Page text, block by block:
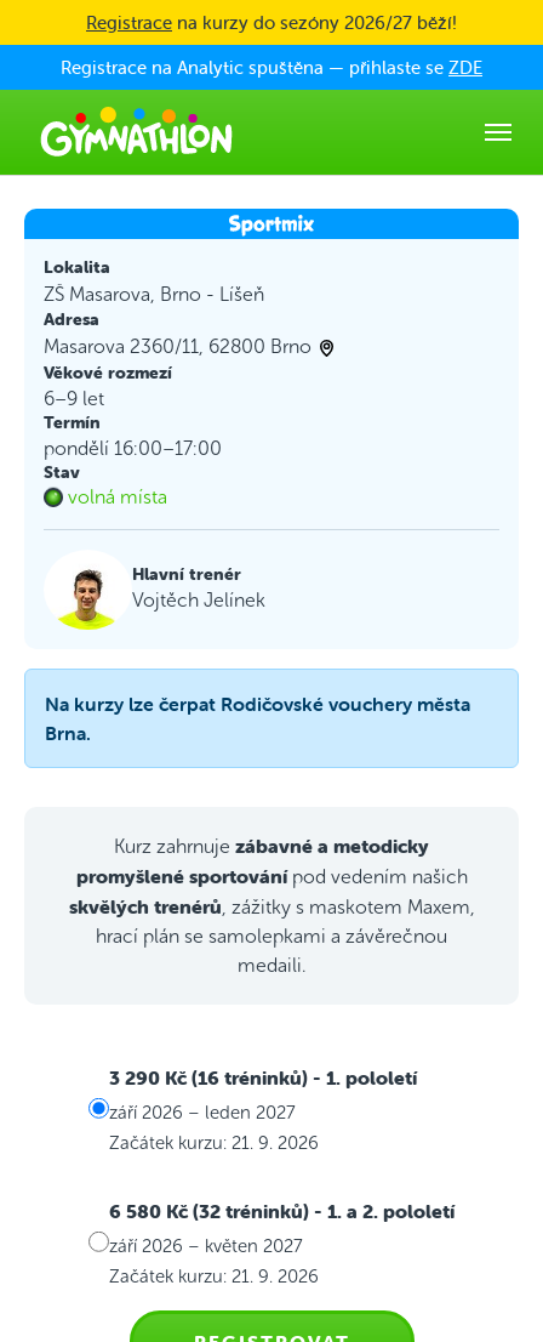
Skip to main content
Registrace na kurzy do sezóny 2026/27 běží!
Registrace na Analytic spuštěna — přihlaste se ZDE
Lokalita
ZŠ Masarova, Brno - Líšeň
Adresa
Masarova 2360/11, 62800 Brno
Věkové rozmezí
6–9 let
Termín
pondělí 16:00–17:00
Stav
volná místa
Hlavní trenér
Vojtěch Jelínek
Na kurzy lze čerpat Rodičovské vouchery města
Brna.
Kurz zahrnuje zábavné a metodicky
promyšlené sportovánípod vedením našich
skvělých trenérů , zážitky s maskotem Maxem,
hrací plán se samolepkami a závěrečnou
medaili.
3 290 Kč (16 tréninků) - 1. pololetí
září 2026 – leden 2027
Začátek kurzu: 21. 9. 2026
6 580 Kč (32 tréninků) - 1. a 2. pololetí
září 2026 – květen 2027
Začátek kurzu: 21. 9. 2026